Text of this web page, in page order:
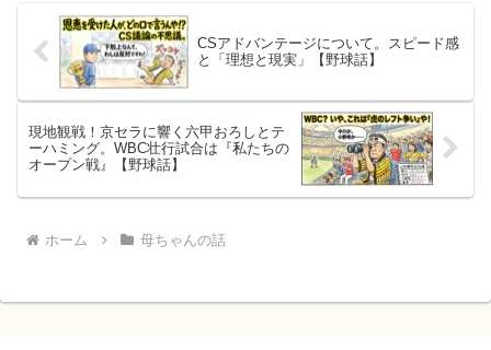
​CSアドバンテージについて。スピード感
と「理想と現実」【野球話】
現地観戦！​京セラに響く六甲おろしとテ
ーハミング。WBC壮行試合は『私たちの
オープン戦』【野球話】
ホーム 母ちゃんの話